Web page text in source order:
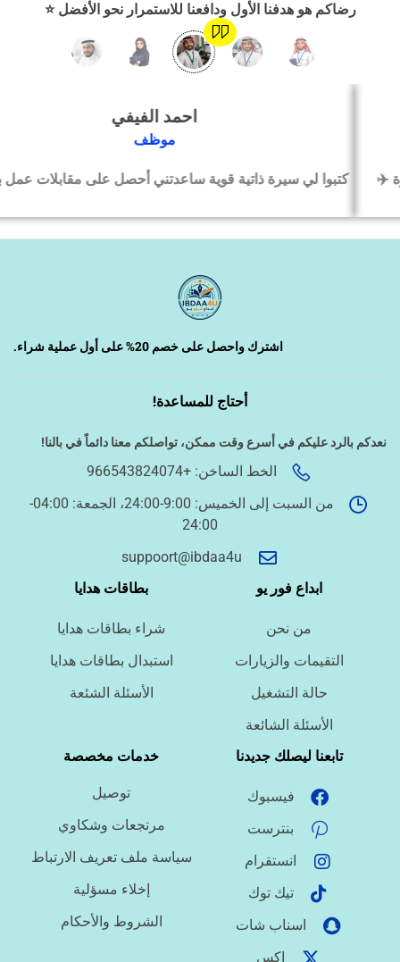
رضاكم هو هدفنا الأول ودافعنا للاستمرار نحو الأفضل ⭐
احمد الفيفي
كتبوا لي سيرة ذاتية قوية ساعدتني أحصل على مقابلات عمل بسرعة
اشترك واحصل على خصم 20% على أول عملية شراء.
أحتاج للمساعدة!
نعدكم بالرد عليكم في أسرع وقت ممكن، تواصلكم معنا دائماً في بالنا!
الخط الساخن: +966543824074
من السبت إلى الخميس: 9:00-24:00، الجمعة: 04:00-
24:00
suppoort@ibdaa4u
ابداع فور يو
من نحن
التقيمات والزيارات
حالة التشغيل
الأسئلة الشائعة
بطاقات هدايا
شراء بطاقات هدايا
استبدال بطاقات هدايا
الأسئلة الشئعة
تابعنا ليصلك جديدنا
فيسبوك
بنترست
انستقرام
تيك توك
اسناب شات
اكس
خدمات مخصصة
توصيل
مرتجعات وشكاوي
سياسة ملف تعريف الارتباط
إخلاء مسؤلية
الشروط والأحكام
تصميم موقع/متجر/تطبيق
دراسة الجدوى وخطط المشاريع
الخدمات الإلكترونية الحكومية
ما نوع الملف؟
ما درجة الاستعجال؟
هل تحتاج تنسيقًا أو توثيق مراجع؟